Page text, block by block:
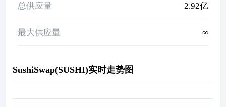
总供应量 2.92亿
最大供应量 ∞
SushiSwap(SUSHI)实时走势图